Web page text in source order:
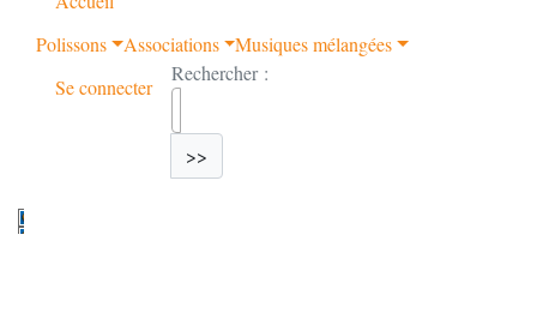
Polissons Associations
Musiques mélangées
Se connecter
Rechercher :
>>